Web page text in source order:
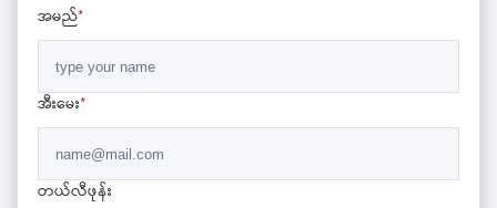
အမည်*
အီးမေး*
တယ်လီဖုန်း